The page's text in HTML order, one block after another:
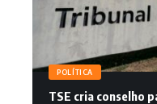
POLÍTICA
TSE cria conselho